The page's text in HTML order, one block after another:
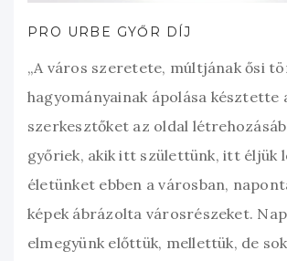
PRO URBE GYŐR DÍJ
„A város szeretete, múltjának ősi
hagyományainak ápolása késztette
szerkesztőket az oldal
győriek, akik itt születtünk, itt éljük
életünket ebben a városban,
képek ábrázolta városrészeket.
elmegyünk előttük, mellettük, de